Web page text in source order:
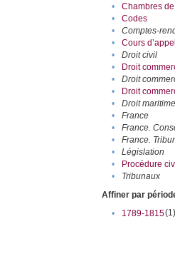
•
Chambres
•
Codes
•
Comptes-
•
Cours d’appel
•
Droit civil
•
Droit
•
Droit
•
Droit
•
Droit maritime
•
France
•
France.
•
France.
•
Législation
•
Procédure
•
Tribunaux
Affiner par
•
1789-1815(1)